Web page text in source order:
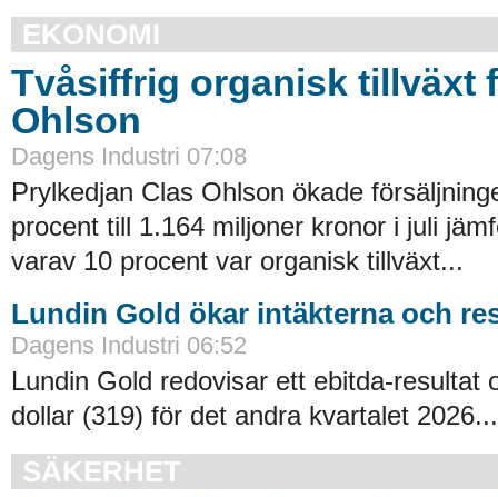
EKONOMI
Tvåsiffrig organisk tillväxt
Ohlson
Dagens Industri 07:08
Prylkedjan Clas Ohlson ökade
procent till 1.164 miljoner kronor i juli
varav 10 procent var organisk tillväxt...
Lundin Gold ökar intäkterna och
Dagens Industri 06:52
Lundin Gold redovisar ett ebitda-resultat
dollar (319) för det andra kvartalet 2026...
SÄKERHET